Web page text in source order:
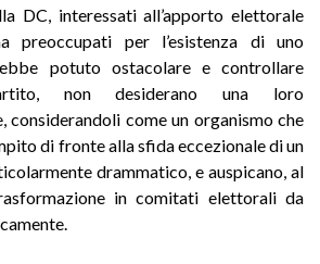
DC, interessati all’apporto elettorale
preoccupati per l’esistenza di uno
potuto ostacolare e controllare
non desiderano una loro
considerandoli come un organismo che
di fronte alla sfida eccezionale di un
drammatico, e auspicano, al
in comitati elettorali da